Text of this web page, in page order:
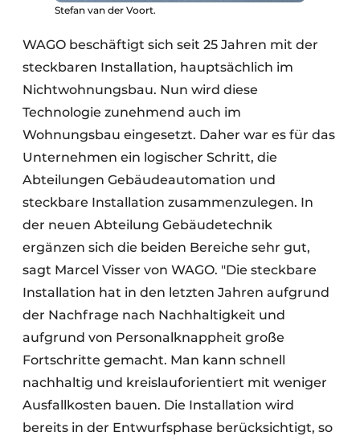
Stefan van der Voort.
WAGO beschäftigt sich seit 25 Jahren mit der
steckbaren Installation, hauptsächlich im
Nichtwohnungsbau. Nun wird diese
Technologie zunehmend auch im
Wohnungsbau eingesetzt. Daher war es für das
Unternehmen ein logischer Schritt, die
Abteilungen Gebäudeautomation und
steckbare Installation zusammenzulegen. In
der neuen Abteilung Gebäudetechnik
ergänzen sich die beiden Bereiche sehr gut,
sagt Marcel Visser von WAGO. "Die steckbare
Installation hat in den letzten Jahren aufgrund
der Nachfrage nach Nachhaltigkeit und
aufgrund von Personalknappheit große
Fortschritte gemacht. Man kann schnell
nachhaltig und kreislauforientiert mit weniger
Ausfallkosten bauen. Die Installation wird
bereits in der Entwurfsphase berücksichtigt, so